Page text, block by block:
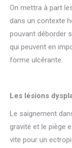
On mettra à part
dans un contexte
pouvant déborder
qui peuvent en
forme ulcérante.
Les lésions
Le saignement
gravité et le piège
vite pour un